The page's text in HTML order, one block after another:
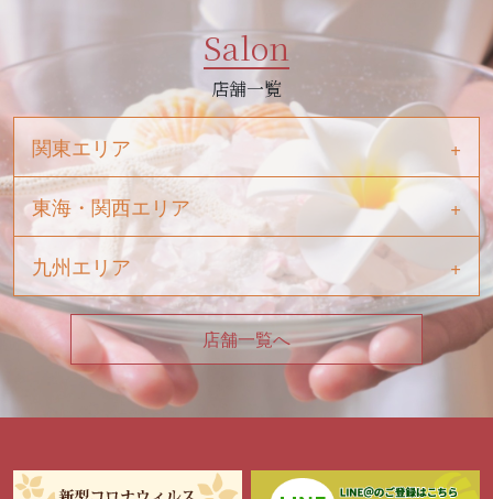
Salon
店舗一覧
関東エリア
東海・関西エリア
九州エリア
店舗一覧へ